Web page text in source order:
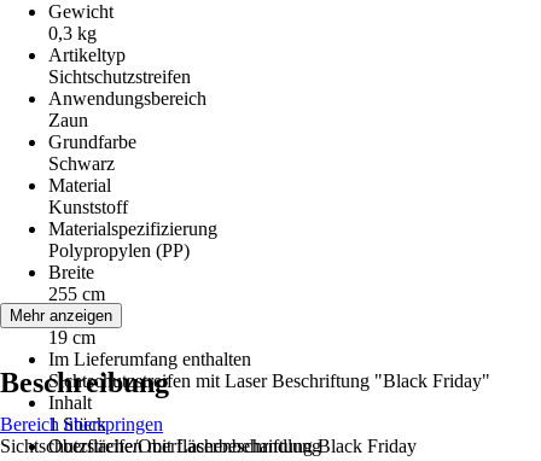
Gewicht
0,3 kg
Artikeltyp
Sichtschutzstreifen
Anwendungsbereich
Zaun
Grundfarbe
Schwarz
Material
Kunststoff
Materialspezifizierung
Polypropylen (PP)
Breite
255 cm
Höhe
19 cm
Im Lieferumfang enthalten
Sichtschutzstreifen mit Laser Beschriftung "Black Friday"
Inhalt
1 Stück
Oberfläche/Oberflächenbehandlung
Mehr anzeigen
Beschreibung
Bereich überspringen
Sichtschutzstreifen mit Laserbeschriftung Black Friday